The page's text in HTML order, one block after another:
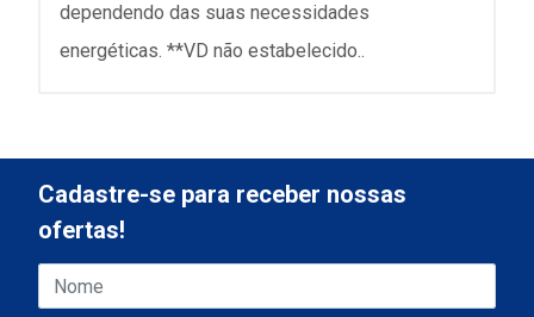
dependendo das suas necessidades
energéticas. **VD não estabelecido..
Cadastre-se para receber nossas
ofertas!